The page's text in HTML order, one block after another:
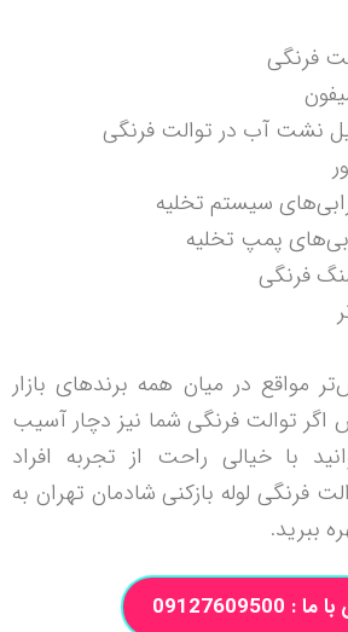
فرنگی
نشت آب در توالت فرنگی
سیستم تخلیه
پمپ تخلیه
فرنگی
مواقع در میان همه برند‌های بازار
توالت فرنگی شما نیز دچار آسیب
با خیالی راحت از تجربه افراد
لوله بازکنی شادمان تهران به
ببرید.